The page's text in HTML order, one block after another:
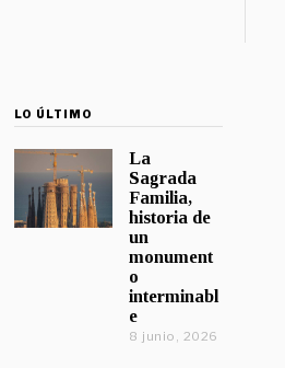
LO ÚLTIMO
La
Sagrada
Familia,
historia de
un
monument
o
interminabl
e
8 junio, 2026